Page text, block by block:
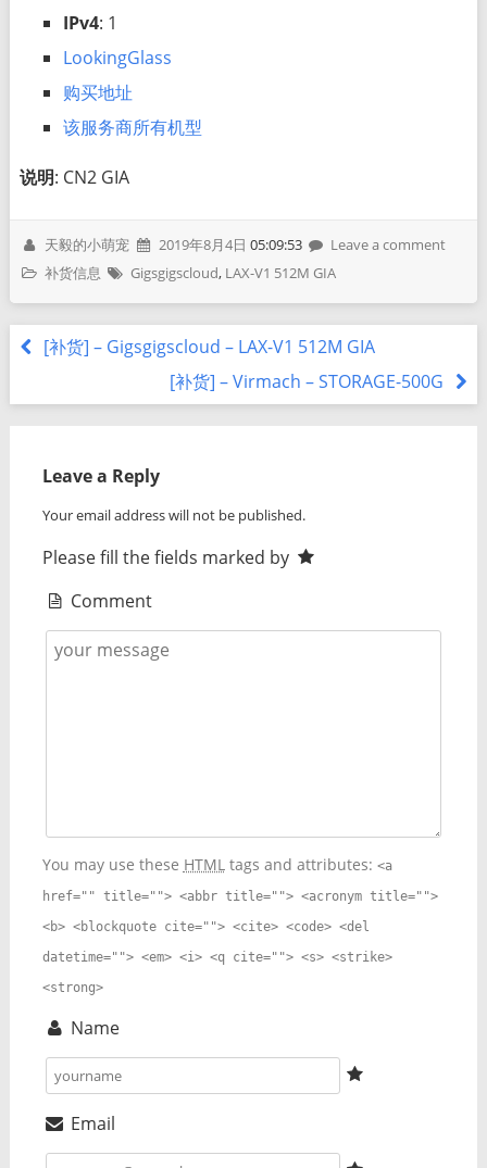
IPv4: 1
LookingGlass
购买地址
该服务商所有机型
说明: CN2 GIA
天毅的小萌宠 2019年8月4日 05:09:53
Leave a comment
补货信息
Gigsgigscloud, LAX-V1 512M GIA
[补货] – Gigsgigscloud – LAX-V1 512M GIA
[补货] – Virmach – STORAGE-500G
Leave a Reply
Your email address will not be published.
Please fill the fields marked by
Comment
You may use these HTMLtags and attributes: <a
href="" title=""> <abbr title=""> <acronym title="">
<b> <blockquote cite=""> <cite> <code> <del
datetime=""> <em> <i> <q cite=""> <s> <strike>
<strong>
Name
Email